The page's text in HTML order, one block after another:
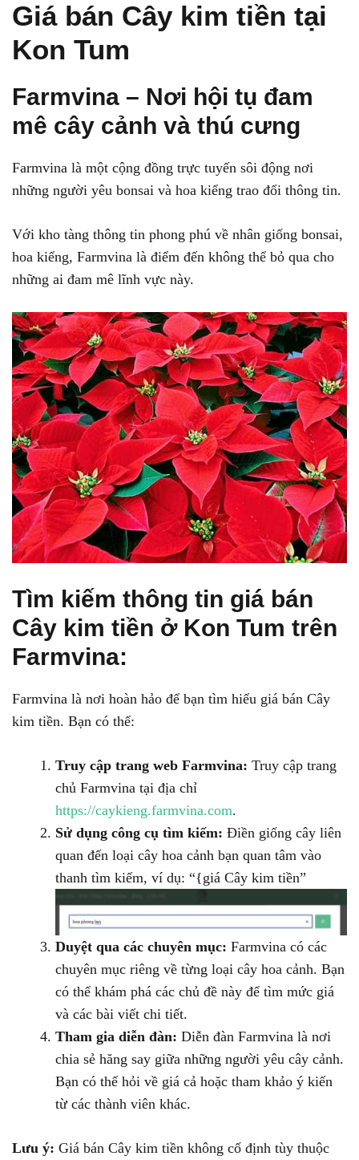
Giá bán Cây kim tiền tại
Kon Tum
Farmvina – Nơi hội tụ đam
mê cây cảnh và thú cưng
Farmvina là một cộng đồng trực tuyến sôi động nơi
những người yêu bonsai và hoa kiểng trao đổi thông tin.
Với kho tàng thông tin phong phú về nhân giống bonsai,
hoa kiểng, Farmvina là điểm đến không thể bỏ qua cho
những ai đam mê lĩnh vực này.
Tìm kiếm thông tin giá bán
Cây kim tiền ở Kon Tum trên
Farmvina:
Farmvina là nơi hoàn hảo để bạn tìm hiểu giá bán Cây
kim tiền. Bạn có thể:
Truy cập trang web Farmvina: Truy cập trang
chủ Farmvina tại địa chỉ
https://caykieng.farmvina.com.
Sử dụng công cụ tìm kiếm: Điền giống cây liên
quan đến loại cây hoa cảnh bạn quan tâm vào
thanh tìm kiếm, ví dụ: “{giá Cây kim tiền”
Duyệt qua các chuyên mục: Farmvina có các
chuyên mục riêng về từng loại cây hoa cảnh. Bạn
có thể khám phá các chủ đề này để tìm mức giá
và các bài viết chi tiết.
Tham gia diễn đàn: Diễn đàn Farmvina là nơi
chia sẻ hăng say giữa những người yêu cây cảnh.
Bạn có thể hỏi về giá cả hoặc tham khảo ý kiến
từ các thành viên khác.
Lưu ý: Giá bán Cây kim tiền không cố định tùy thuộc